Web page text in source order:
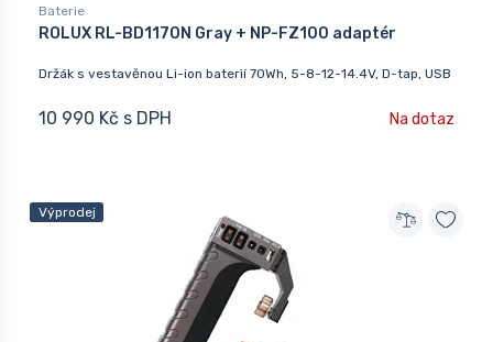
Baterie
ROLUX RL-BD1170N Gray + NP-FZ100 adaptér
Držák s vestavěnou Li-ion baterií 70Wh, 5-8-12-14.4V, D-tap, USB
10 990 Kč s DPH Na dotaz
Výprodej